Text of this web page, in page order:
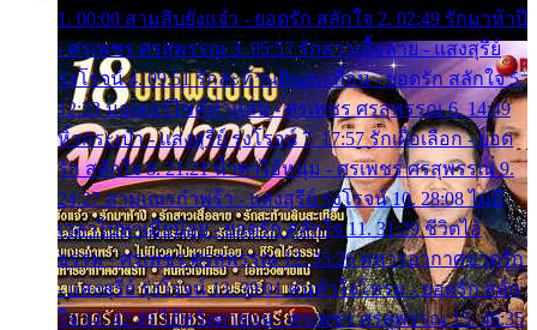
1. 00:00 สามสิบยังแจ๋ว - ยอดรัก สลักใจ 2. 02:49 รักมาห้าปี
- ศรเพชร ศรสุพรรณ 3. 05:57 รักสาวเสื้อลาย - แสงสุรีย์
รุ่งโรจน์ 4. 09:51 รักสะท้านดินสะเทือน - ยอดรัก สลักใจ 5.
12:23 มอเตอร์ไซค์ทำหล่น - ศรเพชร ศรสุพรรณ 6. 14:49
หิ้วกระเป๋า - แสงสุรีย์ รุ่งโรจน์ 7. 17:57 รักเผื่อเลือก - ยอด
รัก สลักใจ 8. 21:21 น้ำตาไอ้หนุ่ม - ศรเพชร ศรสุพรรณ 9.
24:27 สามเณรกำพร้า - แสงสุรีย์ รุ่งโรจน์ 10. 28:08 ไม่มี
เวลาไปหาเมียน้อย - ยอดรัก สลักใจ 11. 31:29 ชีวิตไอ้
ธรรม - ศรเพชร ศรสุพรรณ 12. 35:26 ทหารอากาศขาดรัก
- แสงสุรีย์ รุ่งโรจน์ 13. 39:01 คนหัวใจโทรม - ยอดรัก สลัก
ใจ 14. 42:49 ไอ้หวังตายแน่ - ศรเพชร ศรสุพรรณ 15. 46:35